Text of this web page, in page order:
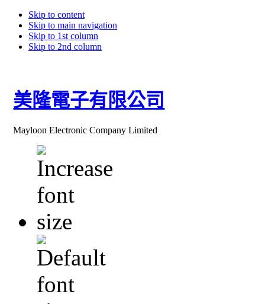
Skip to content
Skip to main navigation
Skip to 1st column
Skip to 2nd column
美隆電子有限公司
Mayloon Electronic Company Limited